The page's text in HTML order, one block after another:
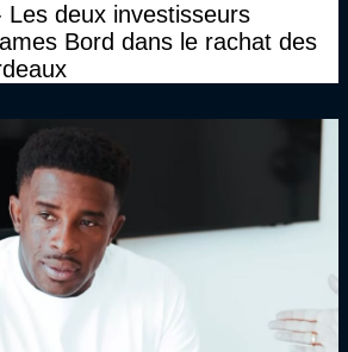
Les deux investisseurs
Bord dans le rachat des